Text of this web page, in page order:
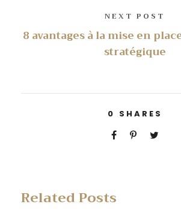
NEXT POST
8 avantages à la mise en
stratégique
0 SHARES
Related Posts